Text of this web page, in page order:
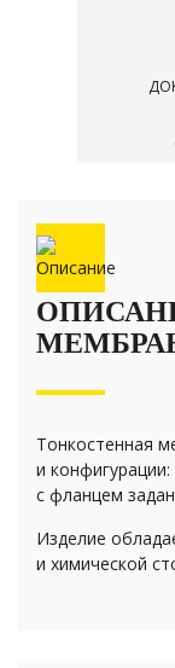
Тонкостенная
и
с фланцем
Изделие
и химической